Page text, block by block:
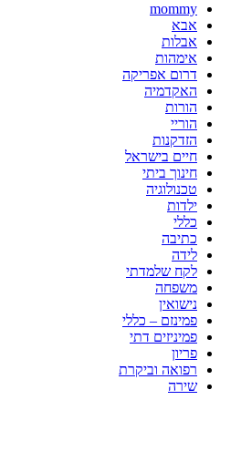
mommy
אבא
אבלות
אימהות
דרום אפריקה
האקדמיה
הורות
הוריי
הזדקנות
חיים בישראל
חינוך ביתי
טכנולוגיה
ילדות
כללי
כתיבה
לידה
לקח שלמדתי
משפחה
נישואין
פמינזם – כללי
פמיניזים דתי
פריון
רפואה וביקרת
שירה